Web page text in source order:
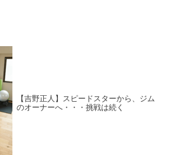
【吉野正人】スピードスターから、ジム
のオーナーへ・・・挑戦は続く